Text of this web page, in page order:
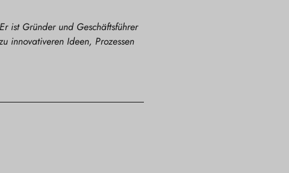
ist Gründer und Geschäftsführer
innovativeren Ideen, Prozessen